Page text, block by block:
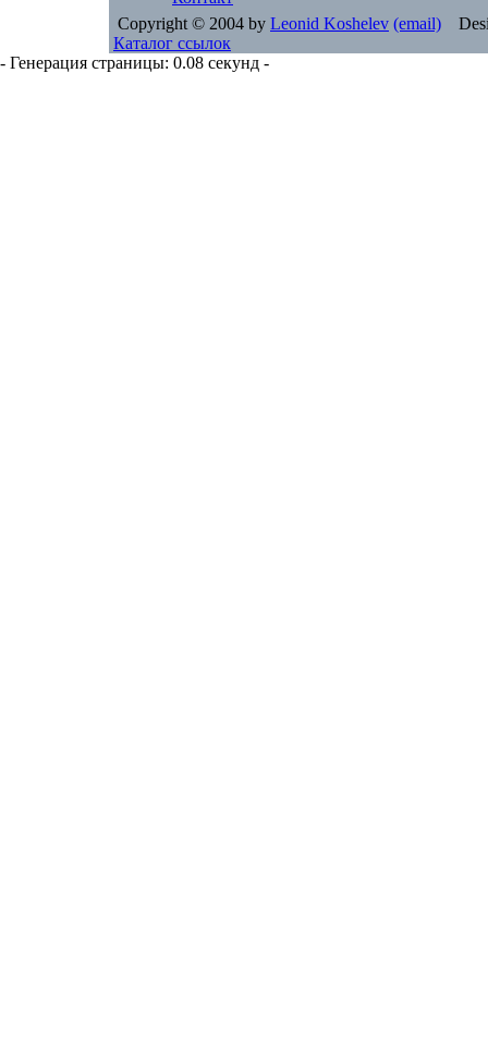
Copyright © 2004 by Leonid Koshelev (email)
Каталог ссылок
- Генерация страницы: 0.08 секунд -